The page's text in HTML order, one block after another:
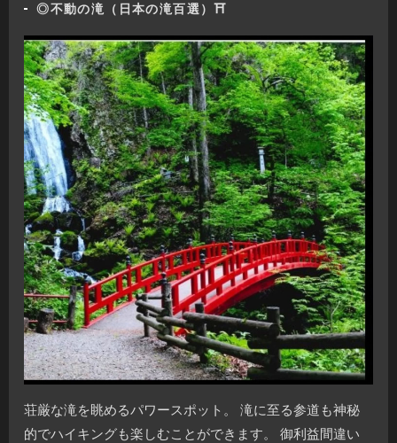
◎不動の滝（日本の滝百選）⛩️
荘厳な滝を眺めるパワースポット。 滝に至る参道も神秘
的でハイキングも楽しむことができます。 御利益間違い